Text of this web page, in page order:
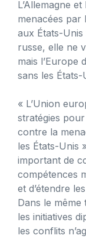
L’Allemagne
menacées par
aux États-Unis
russe, elle ne
mais l’Europe
sans les
« L’Union
stratégies
contre la
les États-Unis
important de
compétences
et d’étendre
Dans le
les initiatives
les conflits